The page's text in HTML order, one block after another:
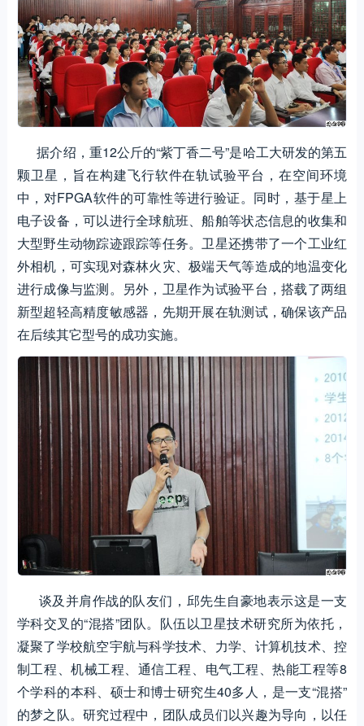
据介绍，重12公斤的“紫丁香二号”是哈工大研发的第五
颗卫星，旨在构建飞行软件在轨试验平台，在空间环境
中，对FPGA软件的可靠性等进行验证。同时，基于星上
电子设备，可以进行全球航班、船舶等状态信息的收集和
大型野生动物踪迹跟踪等任务。卫星还携带了一个工业红
外相机，可实现对森林火灾、极端天气等造成的地温变化
进行成像与监测。另外，卫星作为试验平台，搭载了两组
新型超轻高精度敏感器，先期开展在轨测试，确保该产品
在后续其它型号的成功实施。
谈及并肩作战的队友们，邱先生自豪地表示这是一支
学科交叉的“混搭”团队。队伍以卫星技术研究所为依托，
凝聚了学校航空宇航与科学技术、力学、计算机技术、控
制工程、机械工程、通信工程、电气工程、热能工程等8
个学科的本科、硕士和博士研究生40多人，是一支“混搭”
的梦之队。研究过程中，团队成员们以兴趣为导向，以任